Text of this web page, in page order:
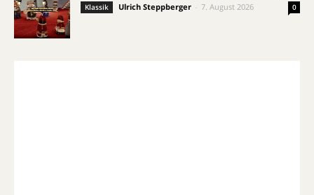
Klassik Ulrich Steppberger 7. August 2026 0